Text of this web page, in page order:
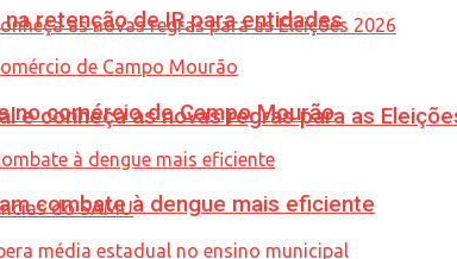
e conheça as novas regras para as
retenção de IR para entidades
no comércio de Campo Mourão
combate à dengue mais eficiente